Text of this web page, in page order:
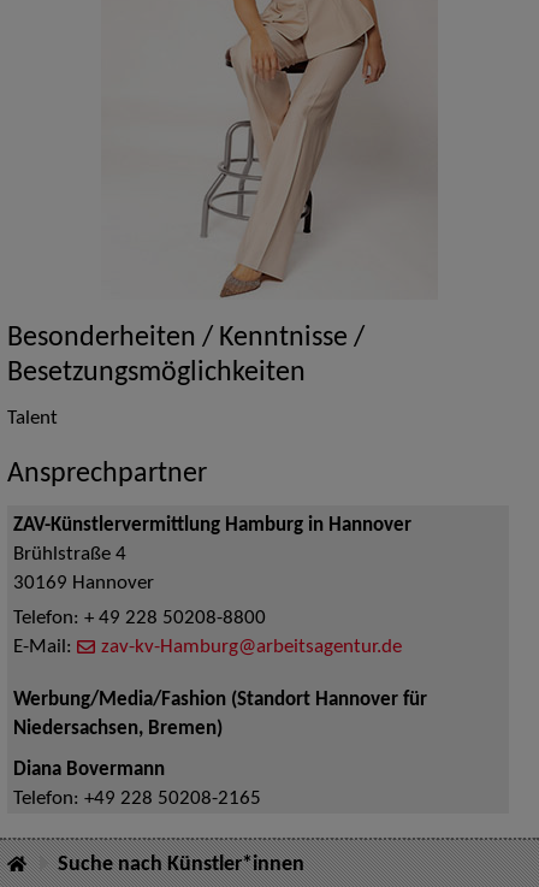
Besonderheiten / Kenntnisse /
Besetzungsmöglichkeiten
Talent
Ansprechpartner
ZAV-Künstlervermittlung Hamburg in Hannover
Brühlstraße 4
30169 Hannover
Telefon: + 49 228 50208-8800
E-Mail:
zav-kv-Hamburg@arbeitsagentur.de
Werbung/Media/Fashion (Standort Hannover für
Niedersachsen, Bremen)
Diana Bovermann
Telefon: +49 228 50208-2165
Suche nach Künstler*innen